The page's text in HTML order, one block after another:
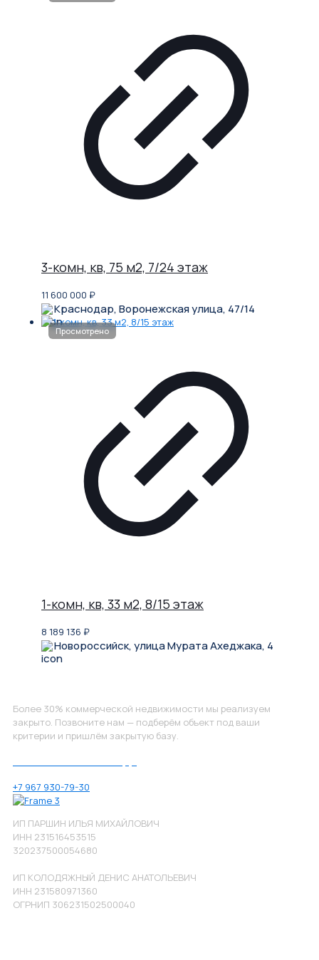
3-комн, кв, 75 м2, 7/24 этаж
11 600 000 ₽
Краснодар, Воронежская улица, 47/14
1-комн, кв, 33 м2, 8/15 этаж
8 189 136 ₽
Новороссийск, улица Мурата Ахеджака, 4
Более 30% коммерческой недвижимости мы реализуем
закрыто. Позвоните нам — подберём объект под ваши
критерии и пришлём закрытую базу.
+7 967 930-79-30
ИП ПАРШИН ИЛЬЯ МИХАЙЛОВИЧ
ИНН 231516453515
320237500054680
ИП КОЛОДЯЖНЫЙ ДЕНИС АНАТОЛЬЕВИЧ
ИНН 231580971360
ОГРНИП 306231502500040